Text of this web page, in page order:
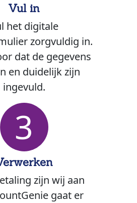
Vul in
het digitale
zorgvuldig in.
dat de gegevens
en duidelijk zijn
ingevuld.
3
zijn wij aan
gaat er